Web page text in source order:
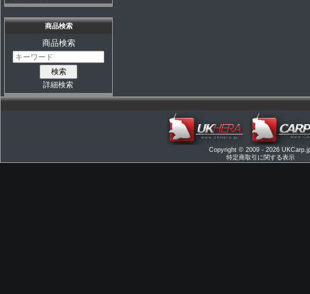
商品検索
商品検索
詳細検索
Copyright © 2009 - 2026
特定商取引に関する表示